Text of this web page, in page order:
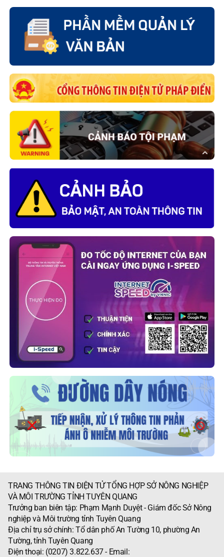
TRANG THÔNG TIN ĐIỆN TỬ TỔNG HỢP SỞ NÔNG NGHIỆP
VÀ MÔI TRƯỜNG TỈNH TUYÊN QUANG
Trưởng ban biên tập: Phạm Mạnh Duyệt - Giám đốc Sở Nông
nghiệp và Môi trường tỉnh Tuyên Quang
Địa chỉ trụ sở chính: Tổ dân phố An Tường 10, phường An
Tường, tỉnh Tuyên Quang
Điện thoại: (0207) 3.822.637 - Email: